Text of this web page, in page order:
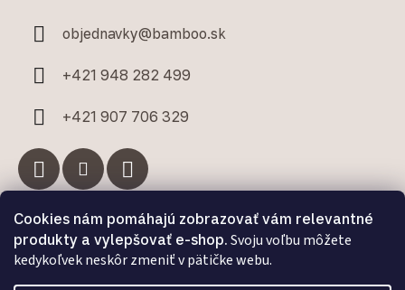
Cookies nám pomáhajú zobrazovať vám relevantné
produkty a vylepšovať e-shop. Svoju voľbu môžete
kedykoľvek neskôr zmeniť v pätičke webu.
objednavky@bamboo.sk
+421 948 282 499
+421 907 706 329
Facebook